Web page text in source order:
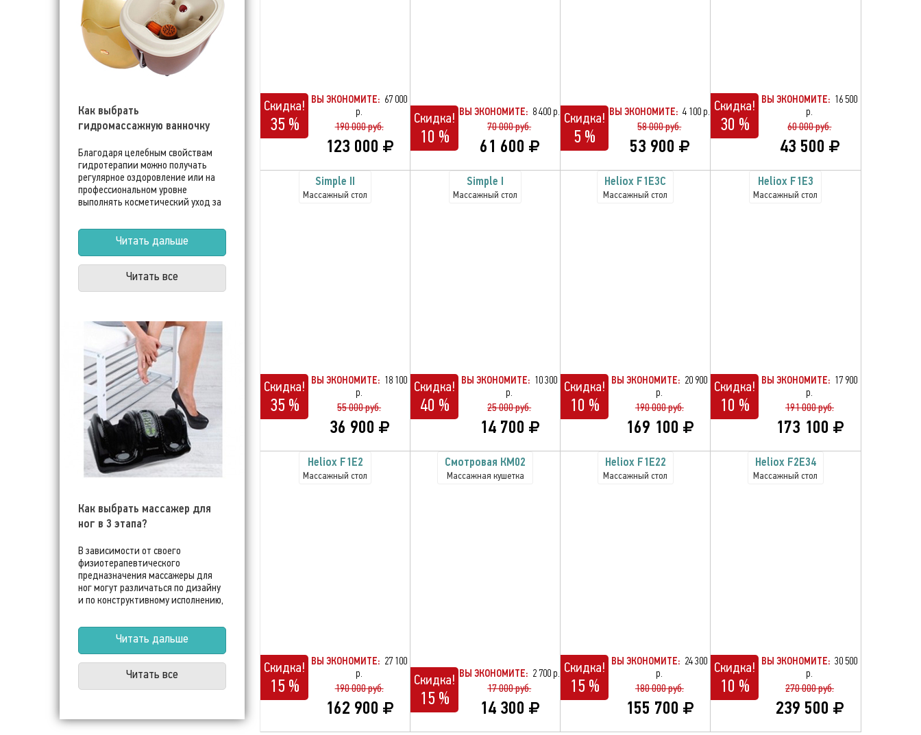
Как выбрать
гидромассажную ванночку
Благодаря целебным свойствам
гидротерапии можно получать
регулярное оздоровление или на
профессиональном уровне
выполнять косметический уход за
гидромассажные ванночки
располагают для этого всеми
необходимыми инструментами и
приспособлениями.
Читать дальше
Читать все
Как выбрать массажер для
ног в 3 этапа?
В зависимости от своего
физиотерапевтического
предназначения массажеры для
ног могут различаться по дизайну
и по конструктивному исполнению,
дополнительным режимам для
комфортного лечения. Чтобы не
ошибиться в подборе массажного
оборудования, покупателю нужно
ориентироваться на свой возраст и
на состояние здоровья, на нюансы
Читать дальше
Читать все
Скидка!
35 %
ВЫ ЭКОНОМИТЕ: 67 000
р.
190 000 руб.
123 000
Скидка!
10 %
ВЫ ЭКОНОМИТЕ: 8 400 р.
70 000 руб.
61 600
Скидка!
5 %
ВЫ ЭКОНОМИТЕ: 4 100 р.
58 000 руб.
53 900
Скидка!
30 %
ВЫ ЭКОНОМИТЕ: 16 500
р.
60 000 руб.
43 500
Simple II
Массажный стол
Скидка!
35 %
ВЫ ЭКОНОМИТЕ: 18 100
р.
55 000 руб.
36 900
Simple I
Массажный стол
Скидка!
40 %
ВЫ ЭКОНОМИТЕ: 10 300
р.
25 000 руб.
14 700
Heliox F1E3C
Массажный стол
Скидка!
10 %
ВЫ ЭКОНОМИТЕ: 20 900
р.
190 000 руб.
169 100
Heliox F1E3
Массажный стол
Скидка!
10 %
ВЫ ЭКОНОМИТЕ: 17 900
р.
191 000 руб.
173 100
Heliox F1E2
Массажный стол
Скидка!
15 %
ВЫ ЭКОНОМИТЕ: 27 100
р.
190 000 руб.
162 900
Cмотровая КМ02
Массажная кушетка
Скидка!
15 %
ВЫ ЭКОНОМИТЕ: 2 700 р.
17 000 руб.
14 300
Heliox F1E22
Массажный стол
Скидка!
15 %
ВЫ ЭКОНОМИТЕ: 24 300
р.
180 000 руб.
155 700
Heliox F2E34
Массажный стол
Скидка!
10 %
ВЫ ЭКОНОМИТЕ: 30 500
р.
270 000 руб.
239 500